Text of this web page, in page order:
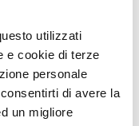
utilizzati
e cookie di terze
personale
di avere la
un migliore